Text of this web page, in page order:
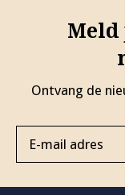
Meld
Ontvang de